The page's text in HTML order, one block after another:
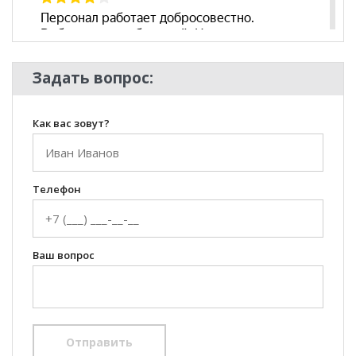
Задать вопрос:
Как вас зовут?
Телефон
Ваш вопрос
Отправить